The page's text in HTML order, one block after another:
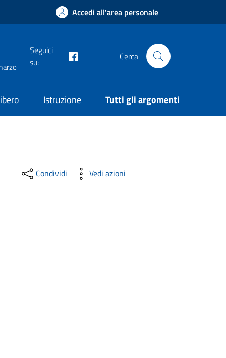
Accedi all'area personale
Seguici
su:
Cerca
Istruzione Tutti gli argomenti
Condividi Vedi azioni